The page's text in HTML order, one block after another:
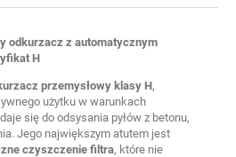
odkurzacz z automatycznym
H
przemysłowy klasy H,
użytku w warunkach
się do odsysania pyłów z betonu,
Jego największym atutem jest
czyszczenie filtra, które nie